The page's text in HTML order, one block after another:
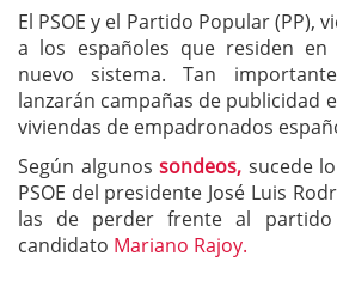
El PSOE y el Partido Popular (PP),
a los españoles que residen en
nuevo sistema. Tan
lanzarán campañas de publicidad
viviendas de empadronados
Según algunossondeos, sucede
PSOE del presidente José Luis
las de perder frente al
candidato Mariano Rajoy.